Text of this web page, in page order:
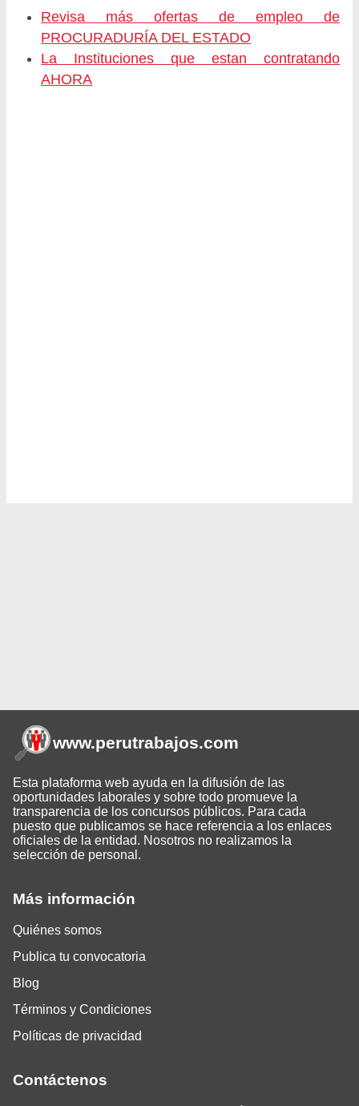
Revisa más ofertas de empleo de
PROCURADURÍA DEL ESTADO
La Instituciones que estan contratando
AHORA
Más información
Quiénes somos
Publica tu convocatoria
Blog
Términos y Condiciones
Políticas de privacidad
Contáctenos
www.perutrabajos.com
Esta plataforma web ayuda en la difusión de las
oportunidades laborales y sobre todo promueve la
transparencia de los concursos públicos. Para cada
puesto que publicamos se hace referencia a los enlaces
oficiales de la entidad. Nosotros no realizamos la
selección de personal.